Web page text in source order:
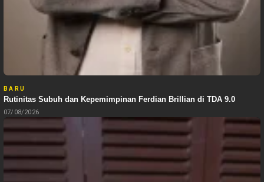
BARU
Rutinitas Subuh dan Kepemimpinan Ferdian Brillian di TDA 9.0
07/08/2026